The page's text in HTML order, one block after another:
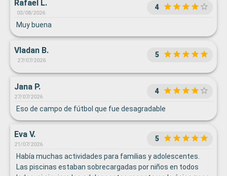
Rafael L.
03/08/2026
4
Muy buena
Vladan B.
27/07/2026
5
Jana P.
27/07/2026
4
Eso de campo de fútbol que fue desagradable
Eva V.
21/07/2026
5
Había muchas actividades para familias y adolescentes.
Las piscinas estaban sobrecargadas por niños en todos